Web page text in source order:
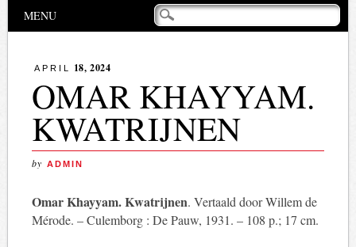
Hoofdmenu
MENU
APRIL 18, 2024
OMAR KHAYYAM.
KWATRIJNEN
by ADMIN
Omar Khayyam. Kwatrijnen. Vertaald door Willem de
Mérode. – Culemborg : De Pauw, 1931. – 108 p.; 17 cm.